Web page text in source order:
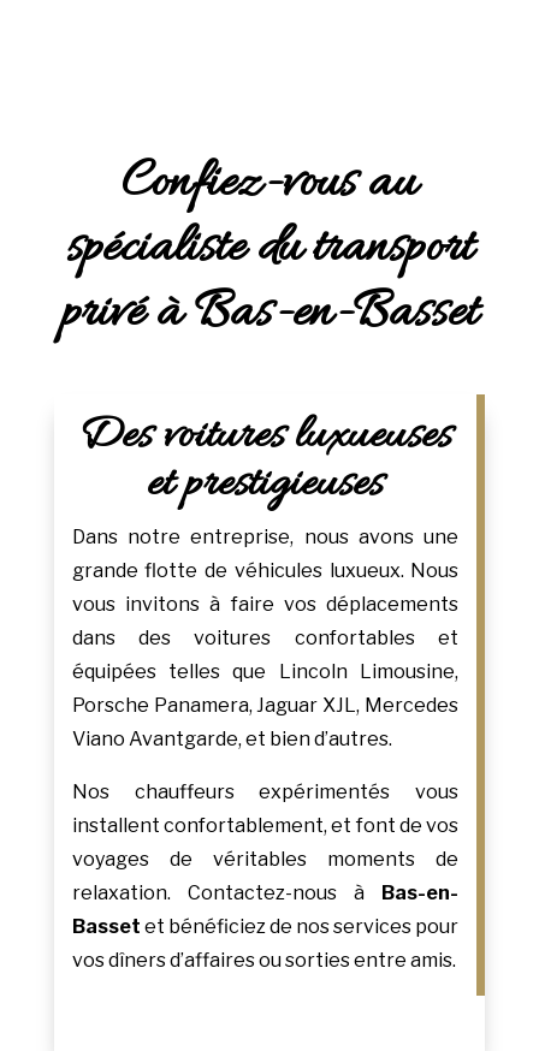
Confiez-vous au
spécialiste du transport
privé à Bas-en-Basset
Des voitures luxueuses
et prestigieuses
Dans notre entreprise, nous avons une
grande flotte de véhicules luxueux. Nous
vous invitons à faire vos déplacements
dans des voitures confortables et
équipées telles que Lincoln Limousine,
Porsche Panamera, Jaguar XJL, Mercedes
Viano Avantgarde, et bien d’autres.
Nos chauffeurs expérimentés vous
installent confortablement, et font de vos
voyages de véritables moments de
relaxation. Contactez-nous à Bas-en-
Basset et bénéficiez de nos services pour
vos dîners d’affaires ou sorties entre amis.